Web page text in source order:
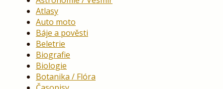
Atlasy
Auto moto
Báje a pověsti
Beletrie
Biografie
Biologie
Botanika / Flóra